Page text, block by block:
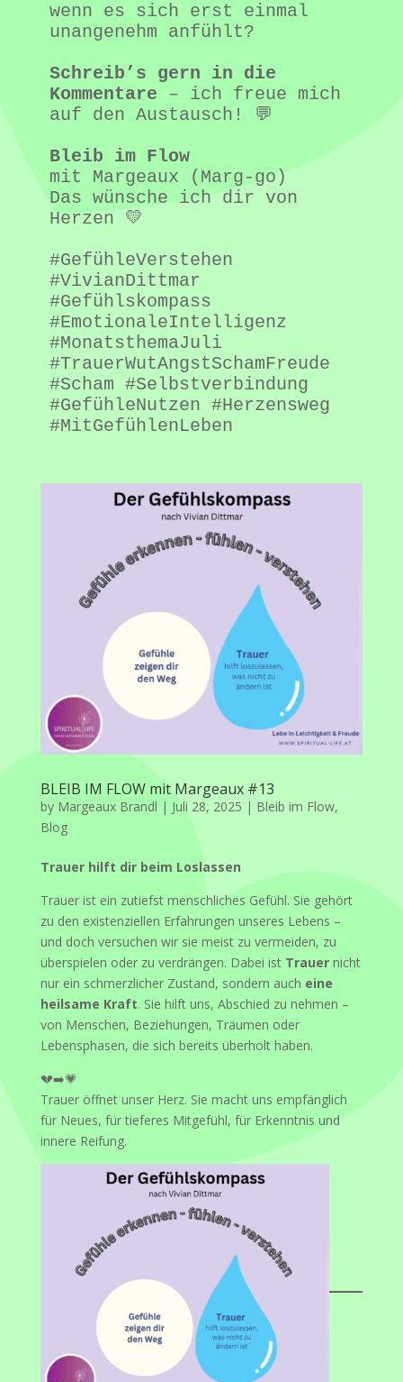
wenn es sich erst einmal
unangenehm anfühlt?
Schreib’s gern in die
Kommentare – ich freue mich
auf den Austausch! 💬
Bleib im Flow
mit Margeaux (Marg-go)
Das wünsche ich dir von
Herzen 💛
#GefühleVerstehen
#VivianDittmar
#Gefühlskompass
#EmotionaleIntelligenz
#MonatsthemaJuli
#TrauerWutAngstSchamFreude
#Scham #Selbstverbindung
#GefühleNutzen #Herzensweg
#MitGefühlenLeben
BLEIB IM FLOW mit Margeaux #13
by Margeaux Brandl | Juli 28, 2025 | Bleib im Flow,
Blog
Trauer hilft dir beim Loslassen
Trauer ist ein zutiefst menschliches Gefühl. Sie gehört
zu den existenziellen Erfahrungen unseres Lebens –
und doch versuchen wir sie meist zu vermeiden, zu
überspielen oder zu verdrängen. Dabei istTrauernicht
nur ein schmerzlicher Zustand, sondern auch eine
heilsame Kraft. Sie hilft uns, Abschied zu nehmen –
von Menschen, Beziehungen, Träumen oder
Lebensphasen, die sich bereits überholt haben.
💔➡️💗
Trauer öffnet unser Herz. Sie macht uns empfänglich
für Neues, für tieferes Mitgefühl, für Erkenntnis und
innere Reifung.